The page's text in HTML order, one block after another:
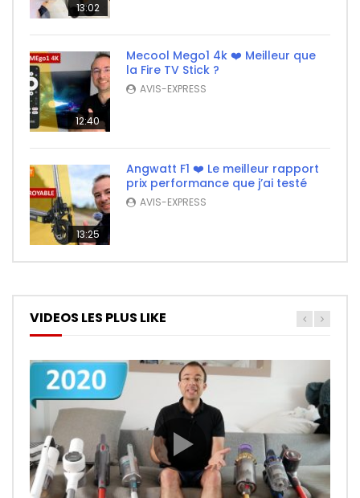
13:02
12:40
Mecool Mego1 4k ❤️ Meilleur que
la Fire TV Stick ?
AVIS-EXPRESS
13:25
Angwatt F1 ❤️ Le meilleur rapport
prix performance que j’ai testé
AVIS-EXPRESS
VIDEOS LES PLUS LIKE